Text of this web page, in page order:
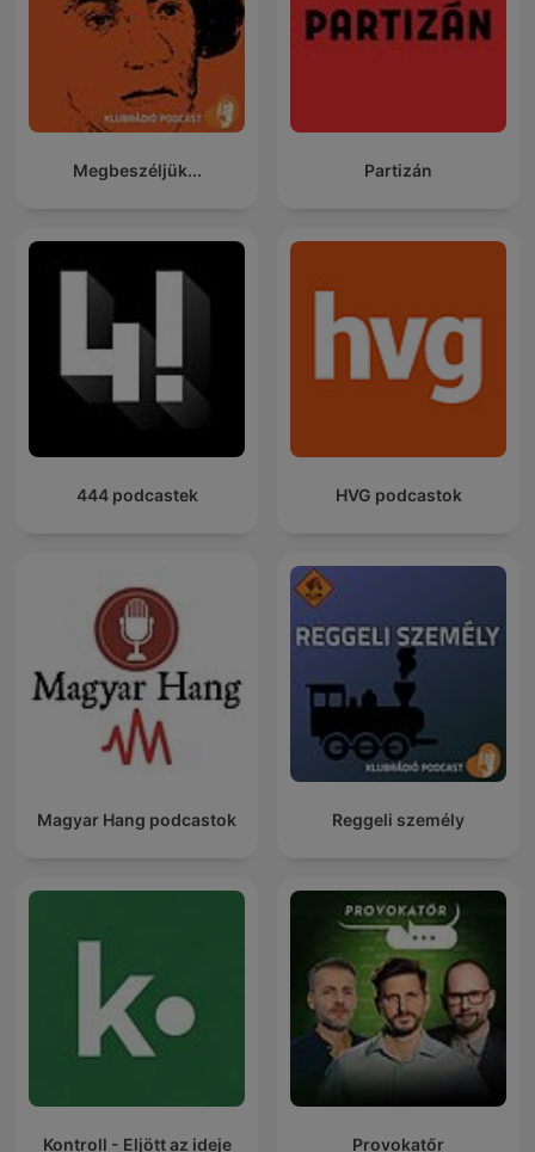
Megbeszéljük... Partizán
444 podcastek HVG podcastok
Magyar Hang podcastok Reggeli személy
Kontroll - Eljött az ideje Provokatőr